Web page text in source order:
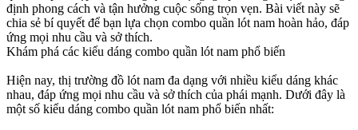
định phong cách và tận hưởng cuộc sống trọn vẹn. Bài viết này sẽ
chia sẻ bí quyết để bạn lựa chọn combo quần lót nam hoàn hảo, đáp
ứng mọi nhu cầu và sở thích.
Khám phá các kiểu dáng combo quần lót nam phổ biến
Hiện nay, thị trường đồ lót nam đa dạng với nhiều kiểu dáng khác
nhau, đáp ứng mọi nhu cầu và sở thích của phái mạnh. Dưới đây là
một số kiểu dáng combo quần lót nam phổ biến nhất: